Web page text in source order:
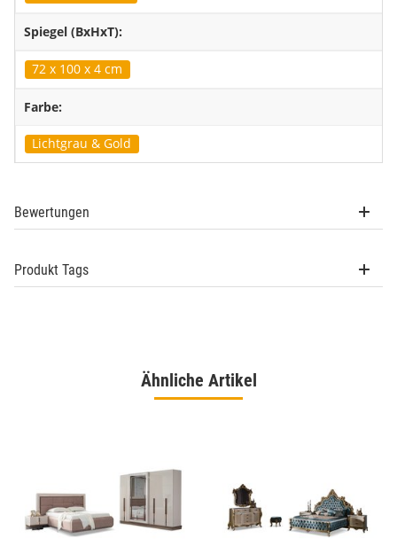
Spiegel (BxHxT):
72 x 100 x 4 cm
Farbe:
Lichtgrau & Gold
Bewertungen
Produkt Tags
Ähnliche Artikel